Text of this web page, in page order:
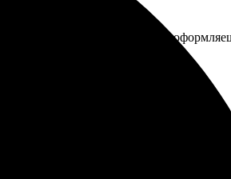
сайте, выбираешь размеры и
еще!